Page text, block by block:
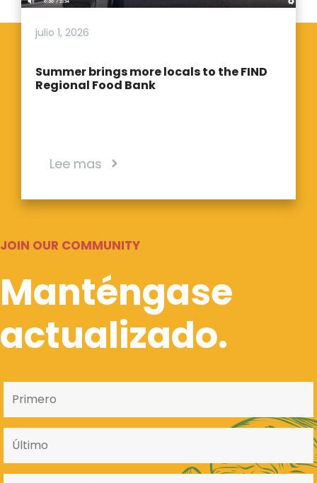
julio 1, 2026
Summer brings more locals to the FIND
Regional Food Bank
Lee mas
JOIN OUR COMMUNITY
Manténgase
actualizado.